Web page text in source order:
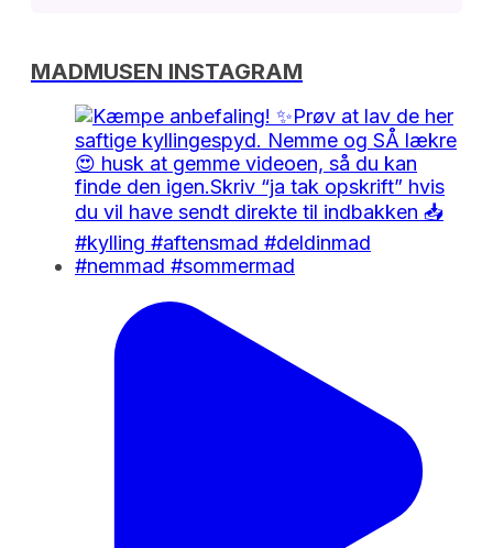
MADMUSEN INSTAGRAM